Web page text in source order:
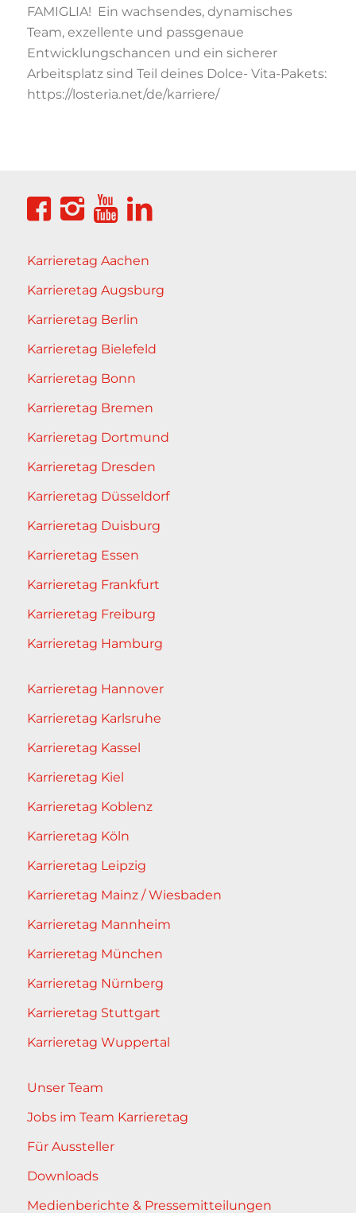
FAMIGLIA! Ein wachsendes, dynamisches
Team, exzellente und passgenaue
Entwicklungschancen und ein sicherer
Arbeitsplatz sind Teil deines Dolce- Vita-Pakets:
https://losteria.net/de/karriere/
Karrieretag Aachen
Karrieretag Augsburg
Karrieretag Berlin
Karrieretag Bielefeld
Karrieretag Bonn
Karrieretag Bremen
Karrieretag Dortmund
Karrieretag Dresden
Karrieretag Düsseldorf
Karrieretag Duisburg
Karrieretag Essen
Karrieretag Frankfurt
Karrieretag Freiburg
Karrieretag Hamburg
Karrieretag Hannover
Karrieretag Karlsruhe
Karrieretag Kassel
Karrieretag Kiel
Karrieretag Koblenz
Karrieretag Köln
Karrieretag Leipzig
Karrieretag Mainz / Wiesbaden
Karrieretag Mannheim
Karrieretag München
Karrieretag Nürnberg
Karrieretag Stuttgart
Karrieretag Wuppertal
Unser Team
Jobs im Team Karrieretag
Für Aussteller
Downloads
Medienberichte & Pressemitteilungen